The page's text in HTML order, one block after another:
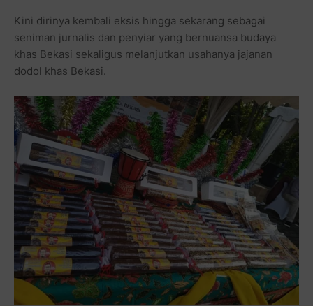
Kini dirinya kembali eksis hingga sekarang sebagai
seniman jurnalis dan penyiar yang bernuansa budaya
khas Bekasi sekaligus melanjutkan usahanya jajanan
dodol khas Bekasi.